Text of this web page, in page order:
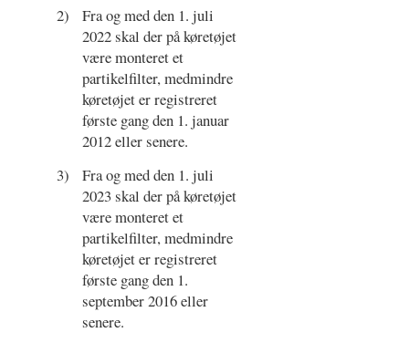
2)
Fra og med den 1. juli
2022 skal der på køretøjet
være monteret et
partikelfilter, medmindre
køretøjet er registreret
første gang den 1. januar
2012 eller senere.
3)
Fra og med den 1. juli
2023 skal der på køretøjet
være monteret et
partikelfilter, medmindre
køretøjet er registreret
første gang den 1.
september 2016 eller
senere.